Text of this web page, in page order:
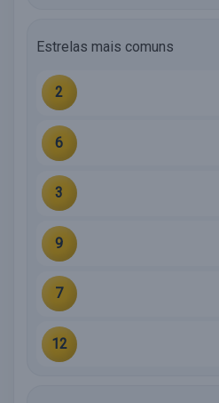
Estrelas mais comuns
2
6
3
9
7
12